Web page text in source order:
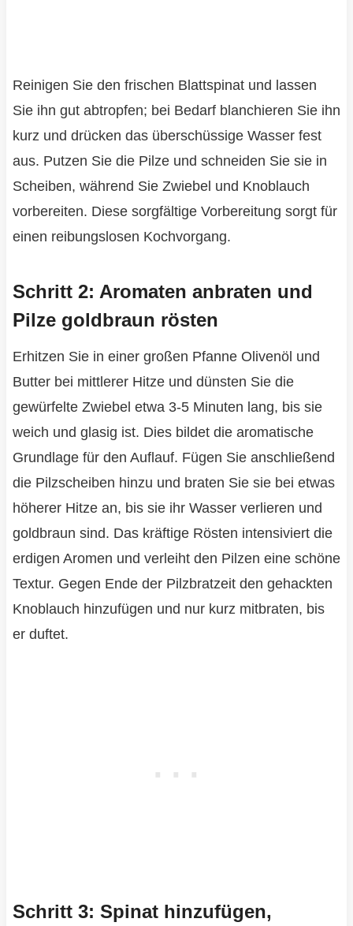
Reinigen Sie den frischen Blattspinat und lassen
Sie ihn gut abtropfen; bei Bedarf blanchieren Sie ihn
kurz und drücken das überschüssige Wasser fest
aus. Putzen Sie die Pilze und schneiden Sie sie in
Scheiben, während Sie Zwiebel und Knoblauch
vorbereiten. Diese sorgfältige Vorbereitung sorgt für
einen reibungslosen Kochvorgang.
Schritt 2: Aromaten anbraten und
Pilze goldbraun rösten
Erhitzen Sie in einer großen Pfanne Olivenöl und
Butter bei mittlerer Hitze und dünsten Sie die
gewürfelte Zwiebel etwa 3-5 Minuten lang, bis sie
weich und glasig ist. Dies bildet die aromatische
Grundlage für den Auflauf. Fügen Sie anschließend
die Pilzscheiben hinzu und braten Sie sie bei etwas
höherer Hitze an, bis sie ihr Wasser verlieren und
goldbraun sind. Das kräftige Rösten intensiviert die
erdigen Aromen und verleiht den Pilzen eine schöne
Textur. Gegen Ende der Pilzbratzeit den gehackten
Knoblauch hinzufügen und nur kurz mitbraten, bis
er duftet.
Schritt 3: Spinat hinzufügen,